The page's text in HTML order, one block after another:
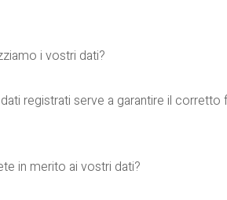
i vostri dati?
registrati serve a garantire il
in merito ai vostri dati?